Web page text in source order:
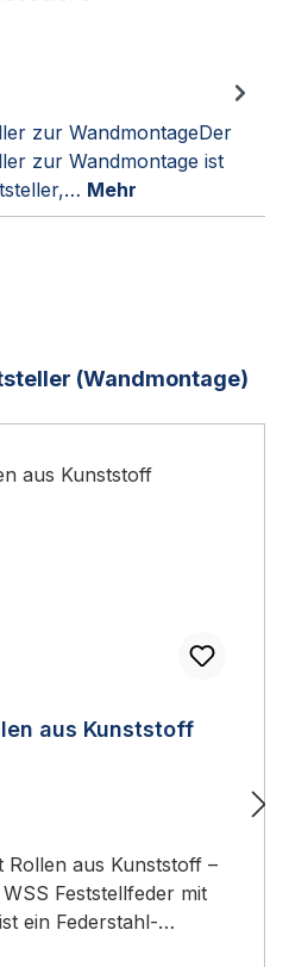
zur WandmontageDer
zur Wandmontage ist
Mehr
(Wandmontage)
aus Kunststoff
Rollen aus Kunststoff –
Feststellfeder mit
ein Federstahl-